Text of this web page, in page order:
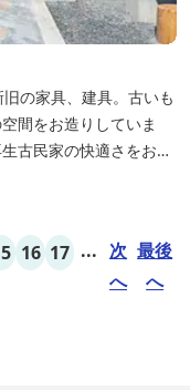
の家具、建具。古いも
間をお造りしていま
古民家の快適さをお楽
16 17 ... 次
へ
最後
へ